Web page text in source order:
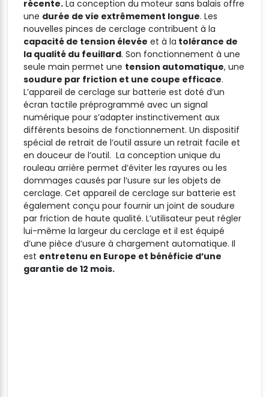
récente. La conception du moteur sans balais offre
une durée de vie extrêmement longue. Les
nouvelles pinces de cerclage contribuent à la
capacité de tension élevée et à la tolérance de
la qualité du feuillard. Son fonctionnement à une
seule main permet une tension automatique, une
soudure par friction et une coupe efficace.
L’appareil de cerclage sur batterie est doté d’un
écran tactile préprogrammé avec un signal
numérique pour s’adapter instinctivement aux
différents besoins de fonctionnement. Un dispositif
spécial de retrait de l’outil assure un retrait facile et
en douceur de l’outil. La conception unique du
rouleau arrière permet d’éviter les rayures ou les
dommages causés par l’usure sur les objets de
cerclage. Cet appareil de cerclage sur batterie est
également conçu pour fournir un joint de soudure
par friction de haute qualité. L’utilisateur peut régler
lui-même la largeur du cerclage et il est équipé
d’une pièce d’usure à chargement automatique. Il
est entretenu en Europe et bénéficie d’une
garantie de 12 mois.